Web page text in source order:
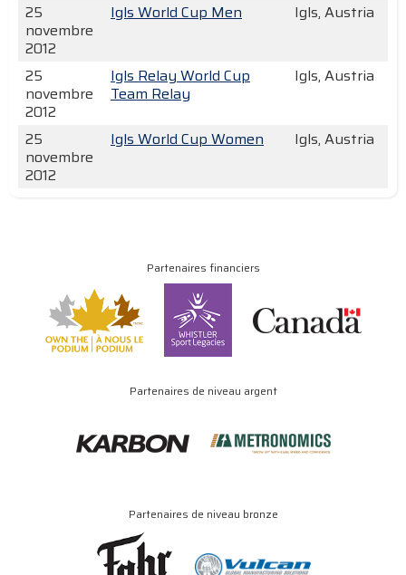
25
novembre
2012
Igls World Cup Men Igls, Austria
25
novembre
2012
Igls Relay World Cup
Team Relay
Igls, Austria
25
novembre
2012
Igls World Cup Women Igls, Austria
Partenaires financiers
Partenaires de niveau argent
Partenaires de niveau bronze